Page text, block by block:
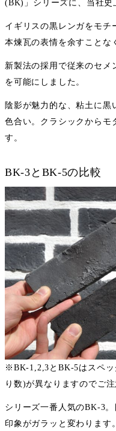
(BK)」シリーズに、当社史
イギリスの黒レンガをモチ
本煉瓦の表情を余すことな
新製法の採用で従来のセメ
を可能にしました。
陰影が魅力的な、粘土に黒
色合い。クラシックからモ
す。
BK-3とBK-5の比較
※BK-1,2,3とBK-5はスペッ
り数)が異なりますのでご注
シリーズ一番人気のBK-3
印象がガラッと変わります